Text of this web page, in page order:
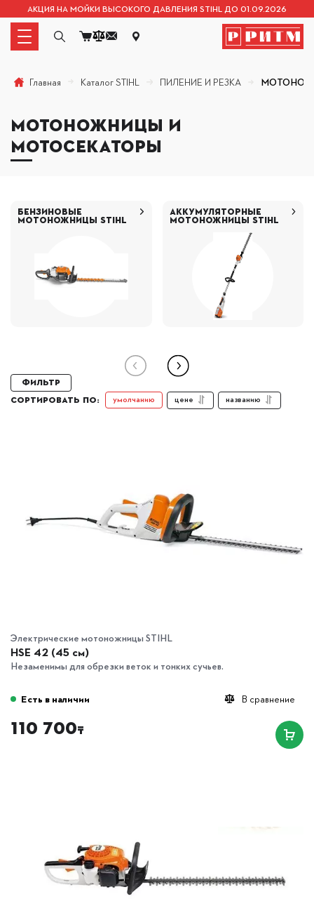
АКЦИЯ НА МОЙКИ ВЫСОКОГО ДАВЛЕНИЯ STIHL ДО 01.09.2026
Главная Каталог STIHL ПИЛЕНИЕ И РЕЗКА
МОТОНОЖНИЦЫ И
МОТОСЕКАТОРЫ
БЕНЗИНОВЫЕ
МОТОНОЖНИЦЫ STIHL
АККУМУЛЯТОРНЫЕ
МОТОНОЖНИЦЫ STIHL
Фильтр
СОРТИРОВАТЬ ПО:
умолчанию цене названию
Электрические мотоножницы STIHL
HSE 42 (45 см)
Незаменимы для обрезки веток и тонких сучьев.
В сравнение
Есть в наличии
110 700₸